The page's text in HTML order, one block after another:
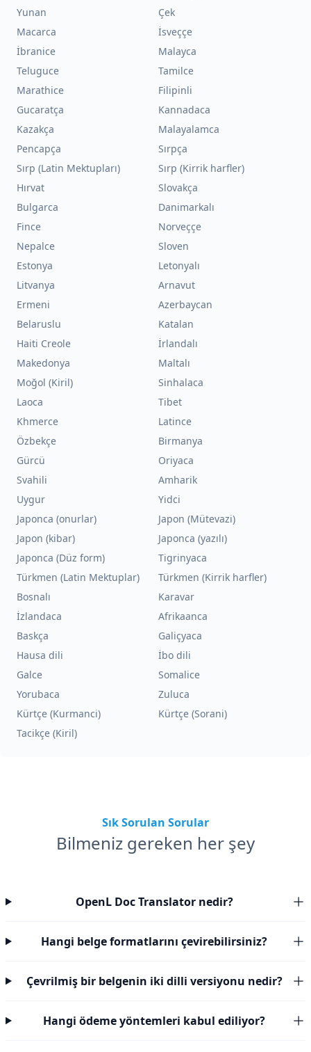
Yunan
Çek
Macarca
İsveççe
İbranice
Malayca
Teluguce
Tamilce
Marathice
Filipinli
Gucaratça
Kannadaca
Kazakça
Malayalamca
Pencapça
Sırpça
Sırp (Latin Mektupları)
Sırp (Kirrik harfler)
Hırvat
Slovakça
Bulgarca
Danimarkalı
Fince
Norveççe
Nepalce
Sloven
Estonya
Letonyalı
Litvanya
Arnavut
Ermeni
Azerbaycan
Belaruslu
Katalan
Haiti Creole
İrlandalı
Makedonya
Maltalı
Moğol (Kiril)
Sinhalaca
Laoca
Tibet
Khmerce
Latince
Özbekçe
Birmanya
Gürcü
Oriyaca
Svahili
Amharik
Uygur
Yidci
Japonca (onurlar)
Japon (Mütevazi)
Japon (kibar)
Japonca (yazılı)
Japonca (Düz form)
Tigrinyaca
Türkmen (Latin Mektuplar)
Türkmen (Kirrik harfler)
Bosnalı
Karavar
İzlandaca
Afrikaanca
Baskça
Galiçyaca
Hausa dili
İbo dili
Galce
Somalice
Yorubaca
Zuluca
Kürtçe (Kurmanci)
Kürtçe (Sorani)
Tacikçe (Kiril)
Sık Sorulan Sorular
Bilmeniz gereken her şey
OpenL Doc Translator nedir?
Hangi belge formatlarını çevirebilirsiniz?
Çevrilmiş bir belgenin iki dilli versiyonu nedir?
Hangi ödeme yöntemleri kabul ediliyor?